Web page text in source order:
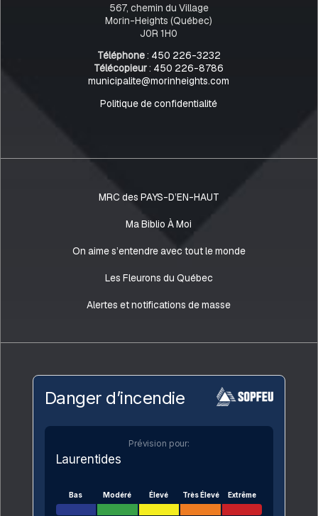
567, chemin du Village
Morin-Heights (Québec)
J0R 1H0
Téléphone: 450 226-3232
Télécopieur: 450 226-8786
municipalite@morinheights.com
Politique de confidentialité
MRC des PAYS-D’EN-HAUT
Ma Biblio À Moi
On aime s’entendre avec tout le monde
Les Fleurons du Québec
Alertes et notifications de masse
Danger d’incendie
Prévision pour:
Laurentides
Bas Modéré Élevé Très Élevé Extrême